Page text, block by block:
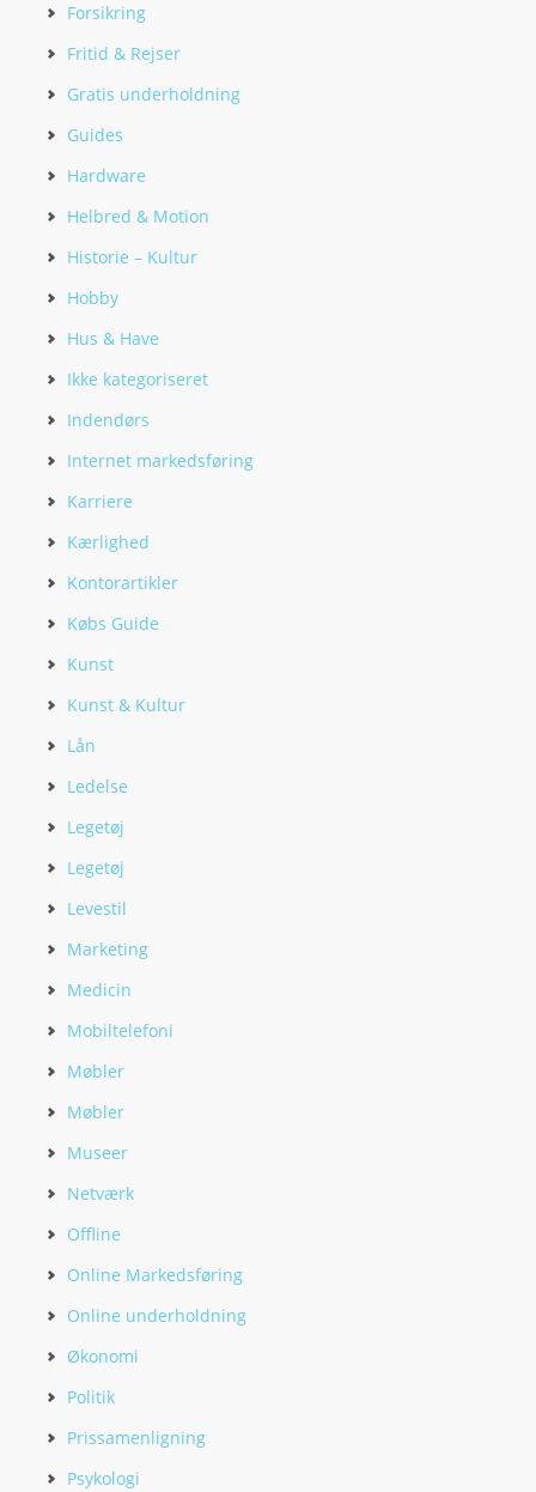
Forsikring
Fritid & Rejser
Gratis underholdning
Guides
Hardware
Helbred & Motion
Historie – Kultur
Hobby
Hus & Have
Ikke kategoriseret
Indendørs
Internet markedsføring
Karriere
Kærlighed
Kontorartikler
Købs Guide
Kunst
Kunst & Kultur
Lån
Ledelse
Legetøj
Legetøj
Levestil
Marketing
Medicin
Mobiltelefoni
Møbler
Møbler
Museer
Netværk
Offline
Online Markedsføring
Online underholdning
Økonomi
Politik
Prissamenligning
Psykologi